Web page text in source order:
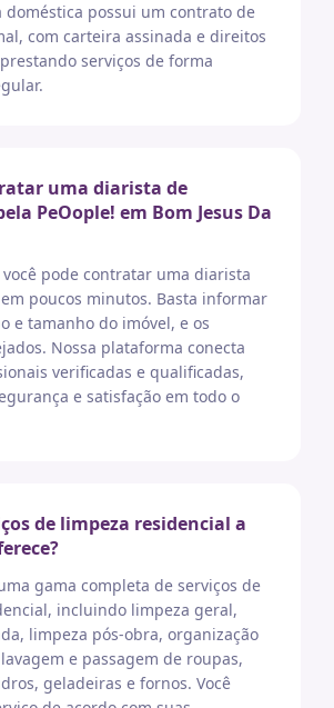
doméstica possui um contrato de
com carteira assinada e direitos
serviços de forma
uma diarista de
PeOople! em Bom Jesus Da
você pode contratar uma diarista
poucos minutos. Basta informar
e tamanho do imóvel, e os
Nossa plataforma conecta
verificadas e qualificadas,
e satisfação em todo o
de limpeza residencial a
gama completa de serviços de
incluindo limpeza geral,
limpeza pós-obra, organização
e passagem de roupas,
geladeiras e fornos. Você